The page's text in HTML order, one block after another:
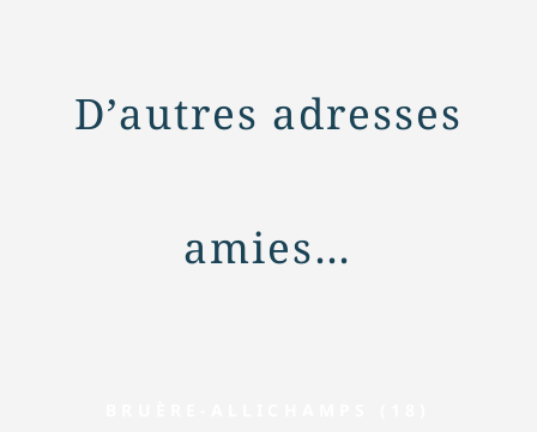
D’autres adresses
amies…